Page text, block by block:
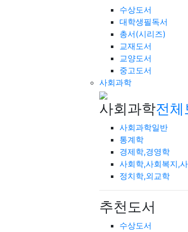
수상도서
대학생필독서
총서(시리즈)
교재도서
교양도서
중고도서
사회과학
사회과학전체
사회과학일반
통계학
경제학,경영학
사회학,사회복지,
정치학,외교학
추천도서
수상도서